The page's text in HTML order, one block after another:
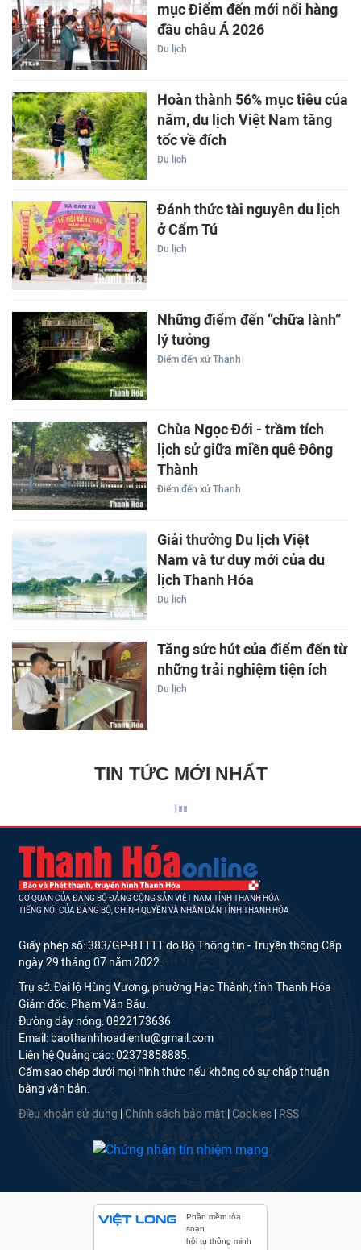
mục Điểm đến mới nổi hàng
đầu châu Á 2026
Du lịch
Hoàn thành 56% mục tiêu của
năm, du lịch Việt Nam tăng
tốc về đích
Du lịch
Đánh thức tài nguyên du lịch
ở Cẩm Tú
Du lịch
Những điểm đến “chữa lành”
lý tưởng
Điểm đến xứ Thanh
Chùa Ngọc Đới - trầm tích
lịch sử giữa miền quê Đông
Thành
Điểm đến xứ Thanh
Giải thưởng Du lịch Việt
Nam và tư duy mới của du
lịch Thanh Hóa
Du lịch
Tăng sức hút của điểm đến từ
những trải nghiệm tiện ích
Du lịch
TIN TỨC MỚI NHẤT
CƠ QUAN CỦA ĐẢNG BỘ ĐẢNG CỘNG SẢN VIỆT NAM TỈNH THANH HÓA
TIẾNG NÓI CỦA ĐẢNG BỘ, CHÍNH QUYỀN VÀ NHÂN DÂN TỈNH THANH HÓA
Giấy phép số: 383/GP-BTTTT do Bộ Thông tin - Truyền thông Cấp
ngày 29 tháng 07 năm 2022.
Trụ sở: Đại lộ Hùng Vương, phường Hạc Thành, tỉnh Thanh Hóa
Giám đốc: Phạm Văn Báu.
Đường dây nóng: 0822173636
Email: baothanhhoadientu@gmail.com
Liên hệ Quảng cáo: 02373858885.
Cấm sao chép dưới mọi hình thức nếu không có sự chấp thuận
bằng văn bản.
Điều khoản sử dụng Chính sách bảo mật Cookies RSS
Phần mềm tòa
soạn
hội tụ thông minh